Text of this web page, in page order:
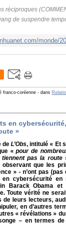
de suspendre
monde/
franco-coréenne - dans
en
»
deL’Obs, intitulé « Et
«pour de
pas la route
que les
» - n’ont pas
cybersécurité en
Barack Obama
Toute vérité ne
leurs lecteurs,
en d’autres
« révélations »
– en termes de